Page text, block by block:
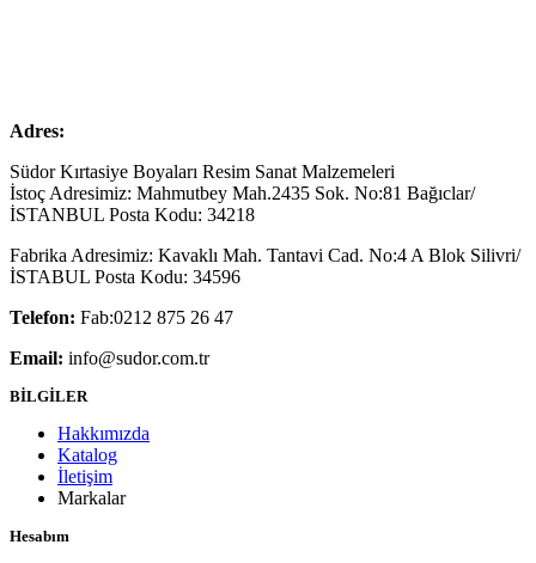
Adres:
Südor Kırtasiye Boyaları Resim Sanat Malzemeleri
İstoç Adresimiz: Mahmutbey Mah.2435 Sok. No:81 Bağıclar/
İSTANBUL Posta Kodu: 34218
Fabrika Adresimiz: Kavaklı Mah. Tantavi Cad. No:4 A Blok Silivri/
İSTABUL Posta Kodu: 34596
Telefon: Fab:0212 875 26 47
Email: info@sudor.com.tr
BİLGİLER
Hakkımızda
Katalog
İletişim
Markalar
Hesabım